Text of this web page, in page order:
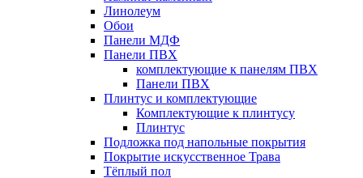
Линолеум
Обои
Панели МДФ
Панели ПВХ
комплектующие к панелям ПВХ
Панели ПВХ
Плинтус и комплектующие
Комплектующие к плинтусу
Плинтус
Подложка под напольные покрытия
Покрытие искусственное Трава
Тёплый пол